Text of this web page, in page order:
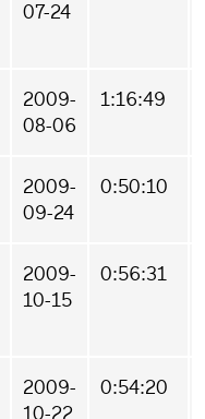
07-24
2009-
08-06
1:16:49
2009-
09-24
0:50:10
2009-
10-15
0:56:31
2009-
10-22
0:54:20